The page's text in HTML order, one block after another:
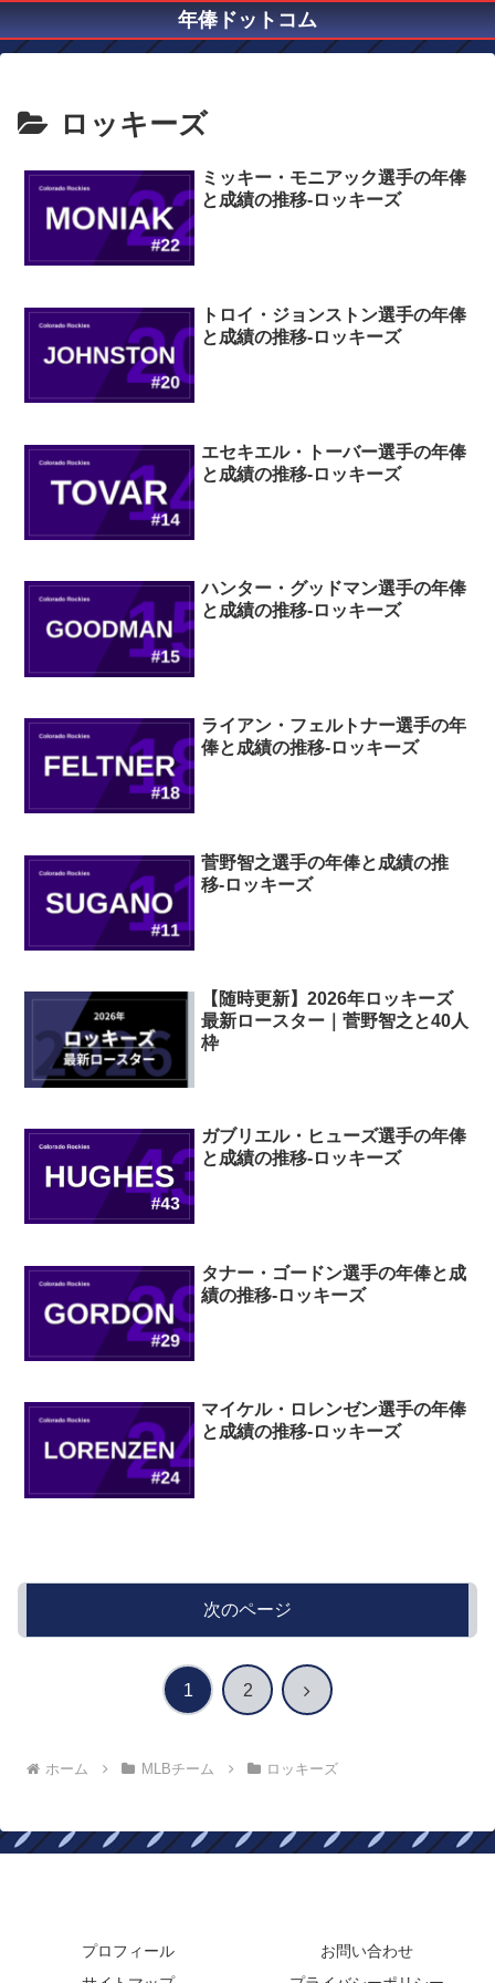
年俸ドットコム
ロッキーズ
ミッキー・モニアック選手の年俸
と成績の推移-ロッキーズ
トロイ・ジョンストン選手の年俸
と成績の推移-ロッキーズ
エセキエル・トーバー選手の年俸
と成績の推移-ロッキーズ
ハンター・グッドマン選手の年俸
と成績の推移-ロッキーズ
ライアン・フェルトナー選手の年
俸と成績の推移-ロッキーズ
菅野智之選手の年俸と成績の推
移-ロッキーズ
【随時更新】2026年ロッキーズ
最新ロースター｜菅野智之と40人
枠
ガブリエル・ヒューズ選手の年俸
と成績の推移-ロッキーズ
タナー・ゴードン選手の年俸と成
績の推移-ロッキーズ
マイケル・ロレンゼン選手の年俸
と成績の推移-ロッキーズ
次のページ
1 2 次
ホーム MLBチーム ロッキーズ
プロフィール
お問い合わせ